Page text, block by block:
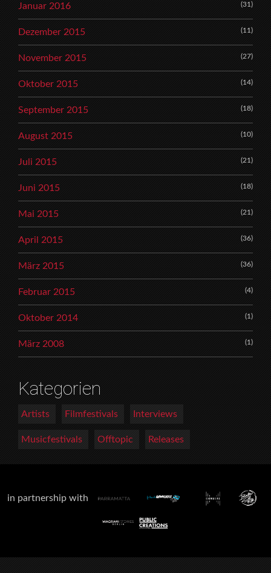
Januar 2016 (31)
Dezember 2015 (11)
November 2015 (27)
Oktober 2015 (14)
September 2015 (18)
August 2015 (10)
Juli 2015 (21)
Juni 2015 (18)
Mai 2015 (21)
April 2015 (36)
März 2015 (36)
Februar 2015 (4)
Oktober 2014 (1)
März 2008 (1)
Kategorien
Artists Filmfestivals Interviews
Musicfestivals Offtopic Releases
in partnership with